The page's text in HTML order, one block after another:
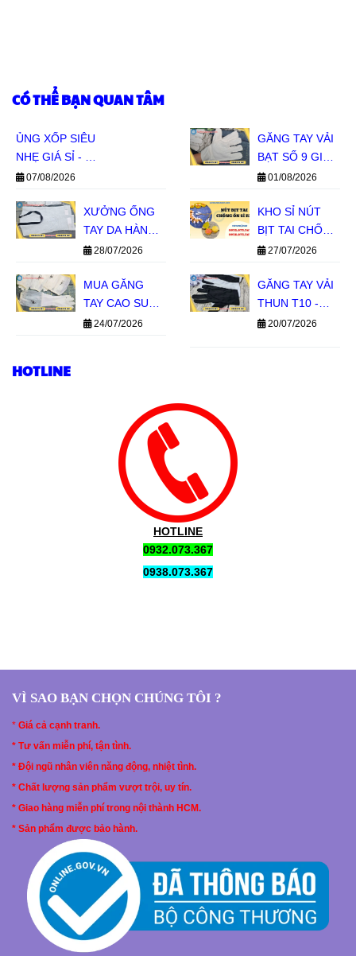
CÓ THỂ BẠN QUAN TÂM
ỦNG XỐP SIÊU
NHẸ GIÁ SỈ - ĐỦ
SIZE ĐỦ MÀU
07/08/2026
GĂNG TAY VẢI
BẠT SỐ 9 GIÁ
SỈ - HÀNG SẴN
NHANH
01/08/2026
XƯỞNG ỐNG
TAY DA HÀN
GIÁ SỈ TPHCM
28/07/2026
KHO SỈ NÚT
BỊT TAI CHỐNG
ỒN SILICON 1
GIÁ SỈ MIỀN
NAM
27/07/2026
MUA GĂNG
TAY CAO SU
CON HƯƠU
24/07/2026
GĂNG TAY VẢI
THUN T10 -
BỀN TAY, GIÁ
20/07/2026
HOTLINE
HOTLINE
0932.073.367
0938.073.367
VÌ SAO BẠN CHỌN CHÚNG TÔI ?
* Giá cả cạnh tranh.
* Tư vấn miễn phí, tận tình.
* Đội ngũ nhân viên năng động, nhiệt tình.
* Chất lượng sản phẩm vượt trội, uy tín.
* Giao hàng miễn phí trong nội thành HCM.
* Sản phẩm được bảo hành.